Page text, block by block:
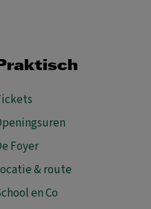
Foyer
& route
en Co